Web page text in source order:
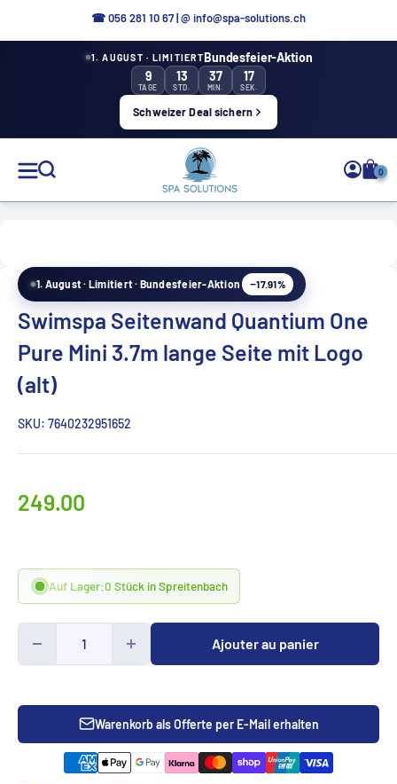
☎ 056 281 10 67|@ info@spa-solutions.ch
1. AUGUST · LIMITIERTBundesfeier-Aktion
9
TAGE
13
STD.
37
MIN.
16
SEK.
Schweizer Deal sichern
Solutions
de
0
1. August · Limitiert · Bundesfeier-Aktion −17.91%
Swimspa Seitenwand Quantium One
Pure Mini 3.7m lange Seite mit Logo
(alt)
SKU: 7640232951652
Prix
249.00
Auf Lager:0 Stück in Spreitenbach
Ajouter au panier
Warenkorb als Offerte per E-Mail erhalten